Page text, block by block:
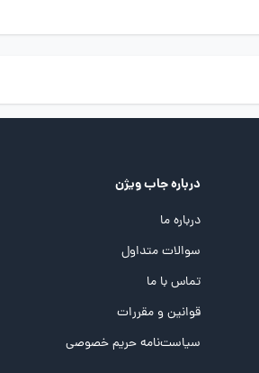
درباره جاب ویژن
درباره ما
سوالات متداول
تماس با ما
قوانین و مقررات
سیاست‌نامه حریم خصوصی